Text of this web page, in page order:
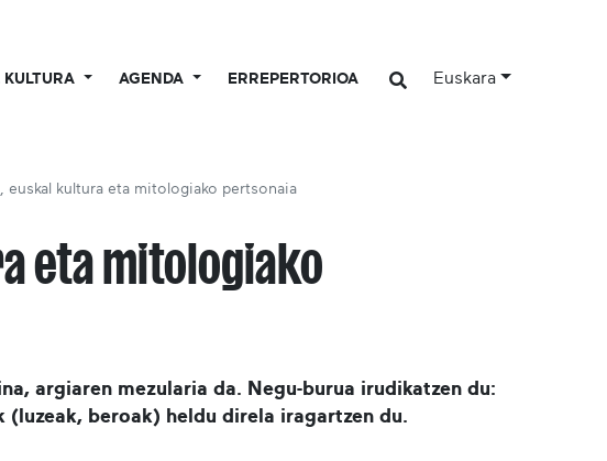
KULTURA AGENDA ERREPERTORIOA Euskara
euskal kultura eta mitologiako pertsonaia
eta mitologiako
argiaren mezularia da. Negu-burua irudikatzen du:
beroak) heldu direla iragartzen du.